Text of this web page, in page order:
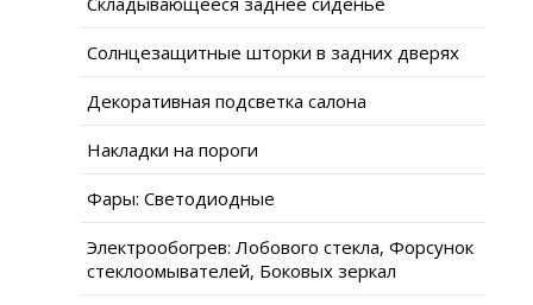
Солнцезащитные шторки в задних дверях
Декоративная подсветка салона
Накладки на пороги
Фары: Светодиодные
Электрообогрев: Лобового стекла, Форсунок
стеклоомывателей, Боковых зеркал